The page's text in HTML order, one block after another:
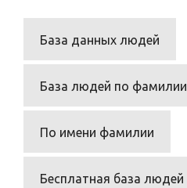
База данных людей
База людей по фамилии
По имени фамилии
Бесплатная база людей